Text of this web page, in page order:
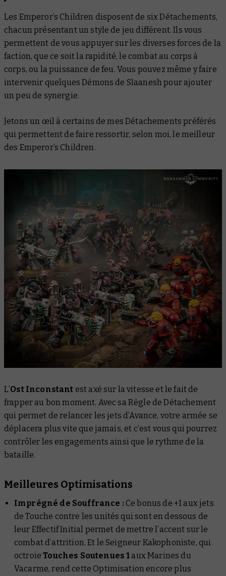
Les Emperor’s Children disposent de six Détachements,
chacun présentant un style de jeu différent. Ils vous
permettent de vous appuyer sur les diverses forces de la
faction, que ce soit la rapidité, le combat au corps à
corps, ou la puissance de feu. Vous pouvez même y faire
intervenir quelques Démons de Slaanesh pour ajouter
un peu de synergie.
Jetons un œil à certains de mes Détachements préférés
qui permettent de faire ressortir, selon moi, le meilleur
des Emperor’s Children.
L’Ost Inconstant est axé sur la vitesse et le fait de
frapper au bon moment. Avec sa Règle de Détachement
qui permet de relancer les jets d’Avance, votre armée se
déplacera plus vite que jamais, et c’est vous qui pourrez
contrôler les engagements ainsi que le rythme de la
bataille.
Meilleures Optimisations
Imprégné de Souffrance :Ce bonus de +1 aux jets
de Touche contre les unités qui sont en dessous de
leur Effectif Initial permet de mettre l’accent sur le
combat d’attrition. Et le Seigneur Kakophoniste, qui
octroieTouches Soutenues 1 aux Marines du
Vacarme, rend cette Optimisation encore plus